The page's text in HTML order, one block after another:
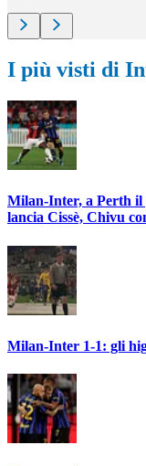
I più visti di
Milan-Inter, a Perth il
lancia Cissè, Chivu
Milan-Inter 1-1: gli